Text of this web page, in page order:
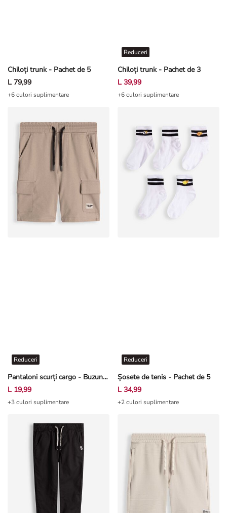
Chiloți trunk - Pachet de 5
L 79,99
+6 culori suplimentare
Chiloți trunk - Pachet de 3
Reduceri
L 39,99
+6 culori suplimentare
Pantaloni scurți cargo - Buzunare patch - Gri-maroniu
Reduceri
L 19,99
+3 culori suplimentare
Șosete de tenis - Pachet de 5
Reduceri
L 34,99
+2 culori suplimentare